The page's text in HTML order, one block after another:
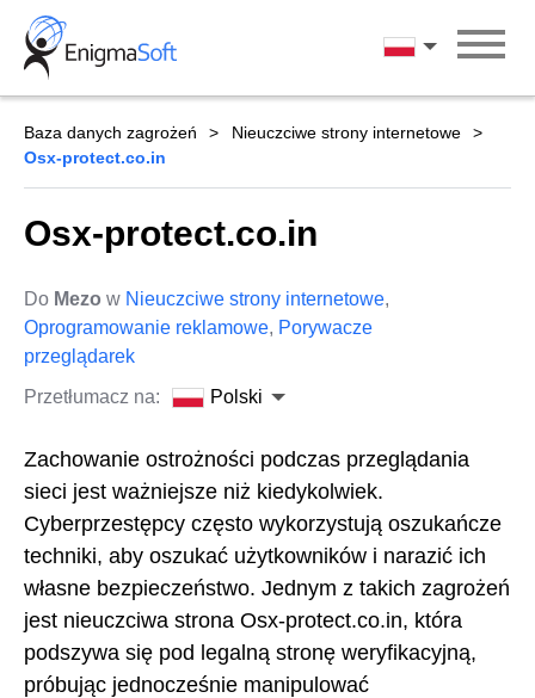
Skip
content
Polski
Baza danych zagrożeń
Nieuczciwe strony internetowe
Osx-protect.co.in
Osx-protect.co.in
Do Mezo w Nieuczciwe strony internetowe,
Oprogramowanie reklamowe, Porywacze
przeglądarek
Przetłumacz na:
Polski
Zachowanie ostrożności podczas przeglądania
sieci jest ważniejsze niż kiedykolwiek.
Cyberprzestępcy często wykorzystują oszukańcze
techniki, aby oszukać użytkowników i narazić ich
własne bezpieczeństwo. Jednym z takich zagrożeń
jest nieuczciwa strona Osx-protect.co.in, która
podszywa się pod legalną stronę weryfikacyjną,
próbując jednocześnie manipulować